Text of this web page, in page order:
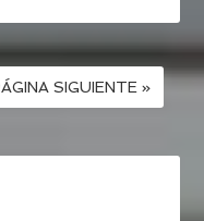
SIGUIENTE »